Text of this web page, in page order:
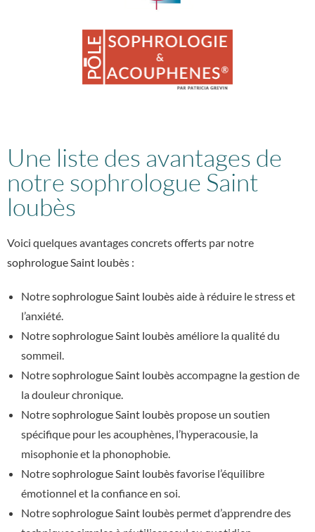
Une liste des avantages de
notre sophrologue Saint
loubès
Voici quelques avantages concrets offerts par notre
sophrologue Saint loubès :
Notresophrologue Saint loubèsaide à réduire le stress et
l’anxiété.
Notresophrologue Saint loubèsaméliore la qualité du
sommeil.
Notresophrologue Saint loubèsaccompagne la gestion de
la douleur chronique.
Notresophrologue Saint loubès propose un soutien
spécifique pour les acouphènes, l’hyperacousie, la
misophonie et la phonophobie.
Notresophrologue Saint loubèsfavorise l’équilibre
émotionnel et la confiance en soi.
Notresophrologue Saint loubès permet d’apprendre des